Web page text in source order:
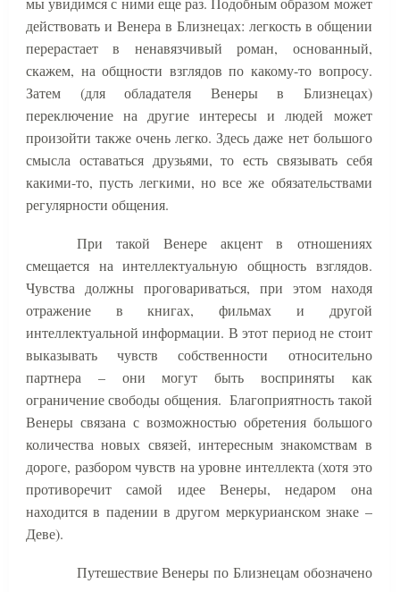
действовать и Венера в Близнецах: легкость в общении
перерастает в ненавязчивый роман, основанный,
скажем, на общности взглядов по какому-то вопросу.
Затем (для обладателя Венеры в Близнецах)
переключение на другие интересы и людей может
произойти также очень легко. Здесь даже нет большого
смысла оставаться друзьями, то есть связывать себя
какими-то, пусть легкими, но все же обязательствами
регулярности общения.
При такой Венере акцент в отношениях
смещается на интеллектуальную общность взглядов.
Чувства должны проговариваться, при этом находя
отражение в книгах, фильмах и другой
интеллектуальной информации. В этот период не стоит
выказывать чувств собственности относительно
партнера – они могут быть восприняты как
ограничение свободы общения. Благоприятность такой
Венеры связана с возможностью обретения большого
количества новых связей, интересным знакомствам в
дороге, разбором чувств на уровне интеллекта (хотя это
противоречит самой идее Венеры, недаром она
находится в падении в другом меркурианском знаке –
Деве).
Путешествие Венеры по Близнецам обозначено